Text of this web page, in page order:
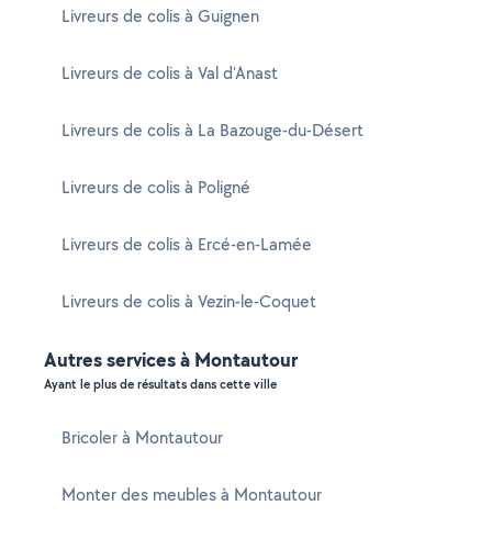
Livreurs de colis à Guignen
Livreurs de colis à Val d'Anast
Livreurs de colis à La Bazouge-du-Désert
Livreurs de colis à Poligné
Livreurs de colis à Ercé-en-Lamée
Livreurs de colis à Vezin-le-Coquet
Autres services à Montautour
Ayant le plus de résultats dans cette ville
Bricoler à Montautour
Monter des meubles à Montautour